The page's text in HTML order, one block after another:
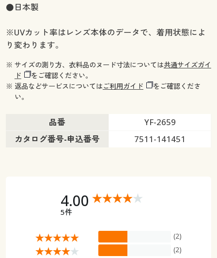
●日本製
※UVカット率はレンズ本体のデータで、着用状態によ
り変わります。
※ サイズの測り方、衣料品のヌード寸法については共通サイズガイ
ド
をご確認ください。
※ 返品などサービスについてはご利用ガイド
をご確認くださ
い。
品番
YF-2659
カタログ番号-申込番号
7511-141451
4.00
5件
(2)
(2)